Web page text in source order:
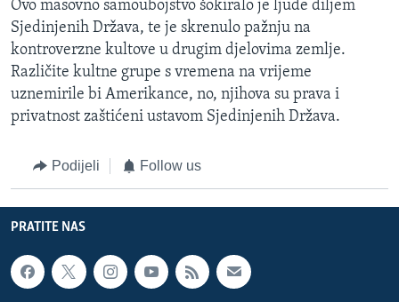
Ovo masovno samoubojstvo šokiralo je ljude diljem
Sjedinjenih Država, te je skrenulo pažnju na
kontroverzne kultove u drugim djelovima zemlje.
Različite kultne grupe s vremena na vrijeme
uznemirile bi Amerikance, no, njihova su prava i
privatnost zaštićeni ustavom Sjedinjenih Država.
Podijeli Follow us
PRATITE NAS